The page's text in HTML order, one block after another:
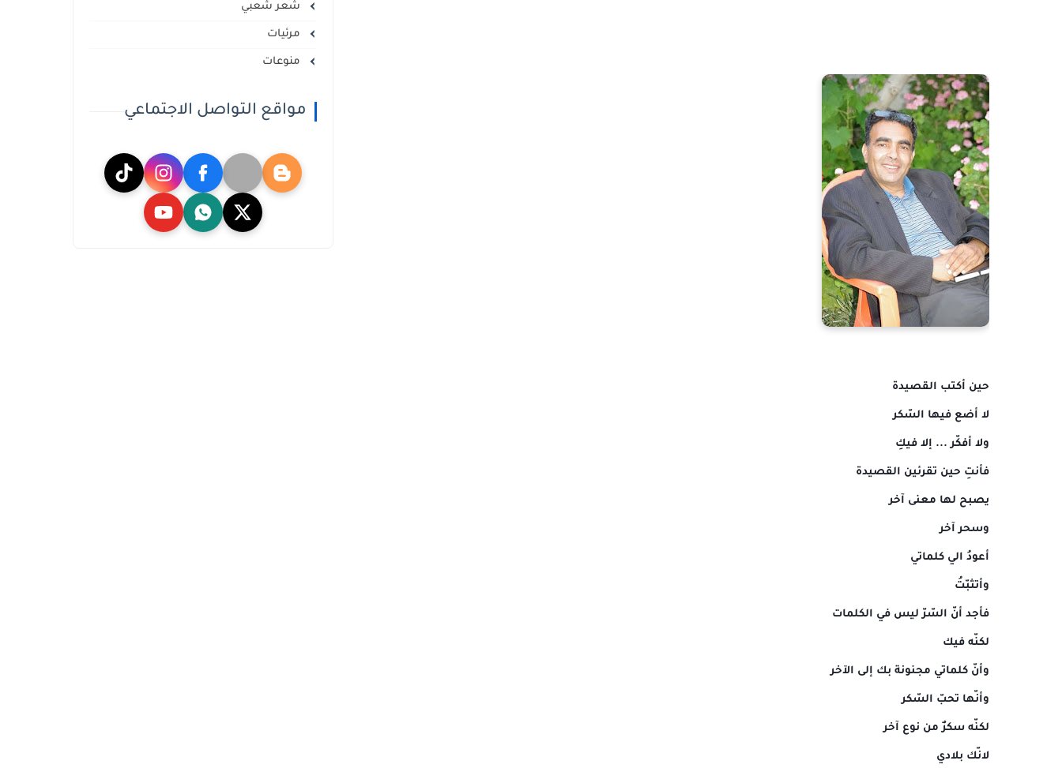
حين أكتب القصيدة
لا أضع فيها السّكر
ولا أفكّر ... إلا فيكِ
فأنتِ حين تقرئين القصيدة
يصبح لها معنى آخر
وسحر آخر
أعودُ الي كلماتي
وأتثبّتُ
فأجد أنّ السّرّ ليس في الكلمات
لكنّه فيك
وأنّ كلماتي مجنونة بك إلى الآخر
وأنّها تحبّ السّكر
لكنّه سكرٌ من نوع آخر
لانّك بلادي
شعر شعبي
مرئيات
منوعات
مواقع التواصل الاجتماعي